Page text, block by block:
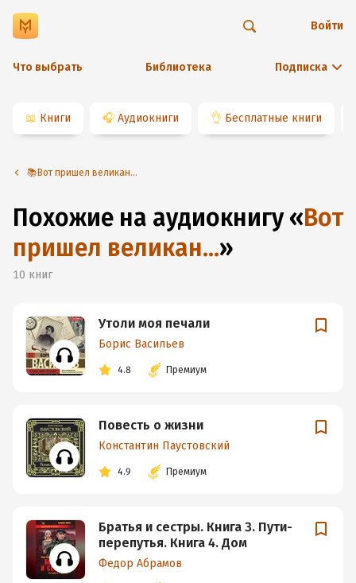
Что выбрать Библиотека Подписка
Войти
📖 Книги 🎧 Аудиокниги 👌 Бесплатные книги
📚Вот пришел великан…
Похожие на аудиокнигу«Вот
пришел великан…»
10 книг
Утоли моя печали
Борис Васильев
4.8 Премиум
Повесть о жизни
Константин Паустовский
4.9 Премиум
Братья и сестры. Книга 3. Пути-
перепутья. Книга 4. Дом
Федор Абрамов